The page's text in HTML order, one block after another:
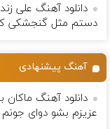
دانلود آهنگ علی
دستم مثل گنجشكی
آهنگ پیشنهادی
دانلود آهنگ ماکان
عزیزم بشو دوای جونم